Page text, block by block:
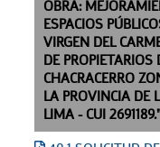
OBRA:
ESPACIOS
VIRGEN DEL
DE PROPIETARIOS
CHACRACERRO
LA PROVINCIA DE
LIMA - CUI